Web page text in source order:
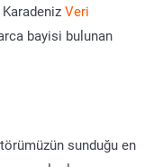
Veri
bayisi bulunan
sunduğu en